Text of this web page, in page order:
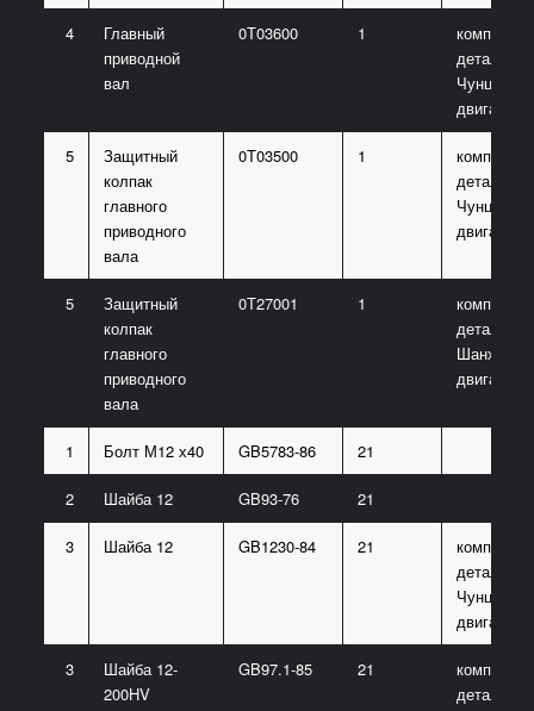
4
Главный
приводной
вал
0Т03600 1
деталь
двигателя.
5
Защитный
колпак
главного
приводного
вала
0Т03500 1
деталь
двигателя.
5
Защитный
колпак
главного
приводного
вала
0Т27001 1
деталь
двигателя.
1 Болт М12 х40 GB5783-86 21
2 Шайба 12 GB93-76 21
3 Шайба 12 GB1230-84 21
деталь
двигателя.
3
Шайба 12-
200HV
GB97.1-85 21
деталь